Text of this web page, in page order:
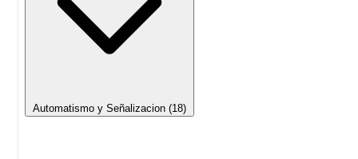
Automatismo y Señalizacion (18)